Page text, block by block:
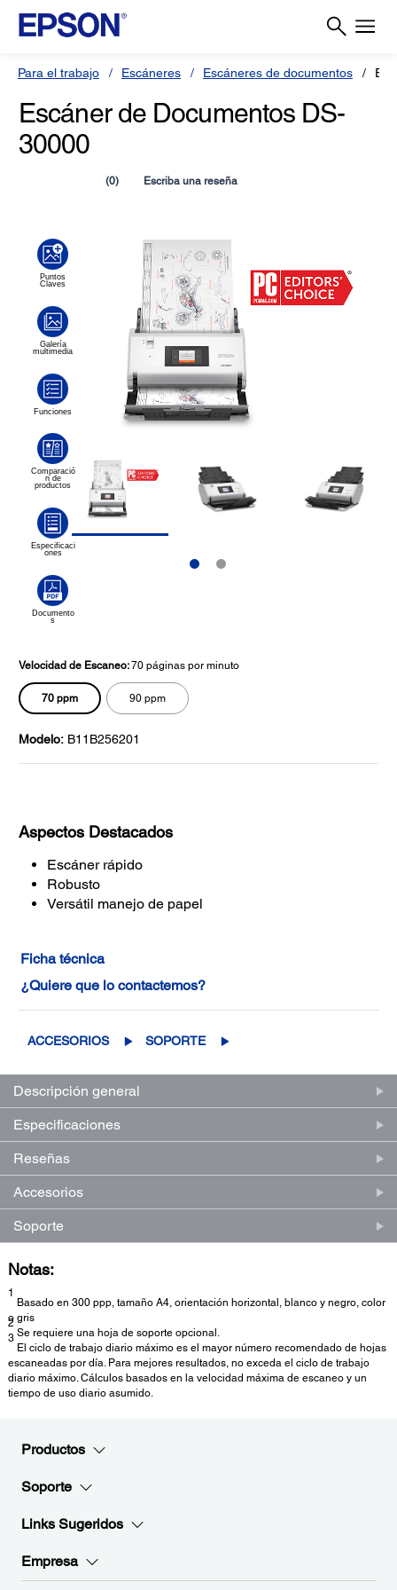
Para el trabajo Escáneres Escáneres de documentos
Escáner de Documentos DS-
30000
Sin
misma
página.
(0) Escriba una reseña
Velocidad de Escaneo:70 páginas por minuto
70 ppm 90 ppm
Modelo: B11B256201
Aspectos Destacados
Escáner rápido
Robusto
Versátil manejo de papel
Ficha técnica
¿Quiere que lo contactemos?
ACCESORIOS SOPORTE
Descripción general
Especificaciones
Reseñas
Accesorios
Soporte
Notas:
1
Basado en 300 ppp, tamaño A4, orientación horizontal, blanco y negro, color
o gris
2
Se requiere una hoja de soporte opcional.
3
El ciclo de trabajo diario máximo es el mayor número recomendado de hojas
escaneadas por día. Para mejores resultados, no exceda el ciclo de trabajo
diario máximo. Cálculos basados en la velocidad máxima de escaneo y un
tiempo de uso diario asumido.
Productos
Soporte
Links Sugeridos
Empresa